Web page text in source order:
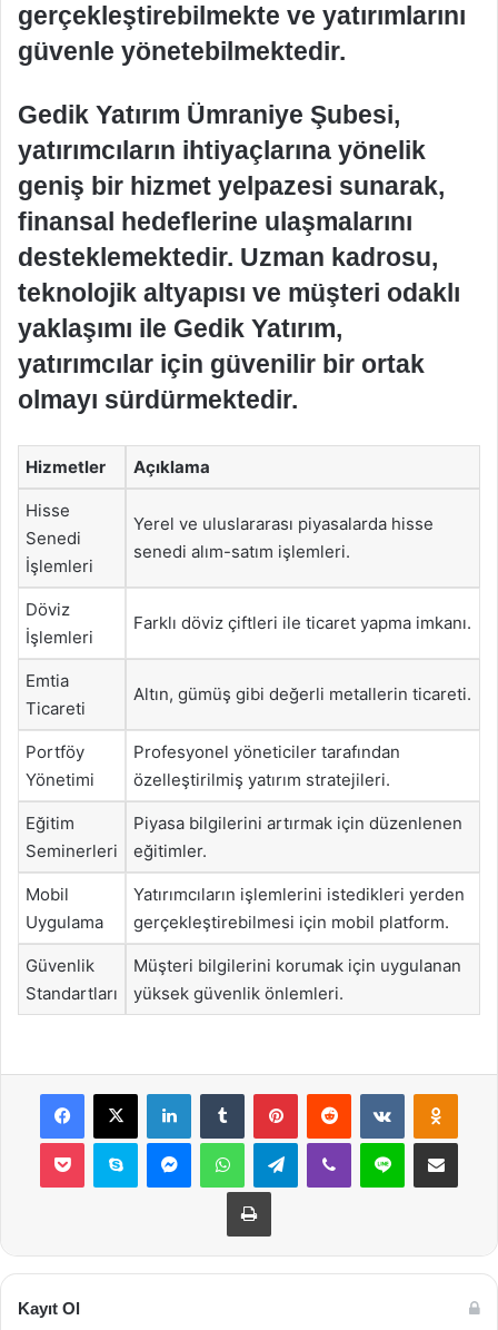
gerçekleştirebilmekte ve yatırımlarını
güvenle yönetebilmektedir.
Gedik Yatırım Ümraniye Şubesi,
yatırımcıların ihtiyaçlarına yönelik
geniş bir hizmet yelpazesi sunarak,
finansal hedeflerine ulaşmalarını
desteklemektedir. Uzman kadrosu,
teknolojik altyapısı ve müşteri odaklı
yaklaşımı ile Gedik Yatırım,
yatırımcılar için güvenilir bir ortak
olmayı sürdürmektedir.
Hizmetler Açıklama
Hisse
Senedi
İşlemleri
Yerel ve uluslararası piyasalarda hisse
senedi alım-satım işlemleri.
Döviz
İşlemleri
Farklı döviz çiftleri ile ticaret yapma imkanı.
Emtia
Ticareti
Altın, gümüş gibi değerli metallerin ticareti.
Portföy
Yönetimi
Profesyonel yöneticiler tarafından
özelleştirilmiş yatırım stratejileri.
Eğitim
Seminerleri
Piyasa bilgilerini artırmak için düzenlenen
eğitimler.
Mobil
Uygulama
Yatırımcıların işlemlerini istedikleri yerden
gerçekleştirebilmesi için mobil platform.
Güvenlik
Standartları
Müşteri bilgilerini korumak için uygulanan
yüksek güvenlik önlemleri.
Facebook
X LinkedInTumblr PinterestReddit VKontakte
Pocket Skype MessengerWhatsAppTelegramViber Line E-Posta ile
Yazdır
Kayıt Ol